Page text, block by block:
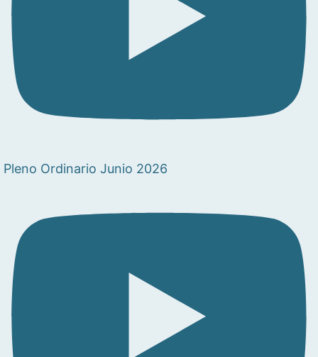
Pleno Ordinario Junio 2026